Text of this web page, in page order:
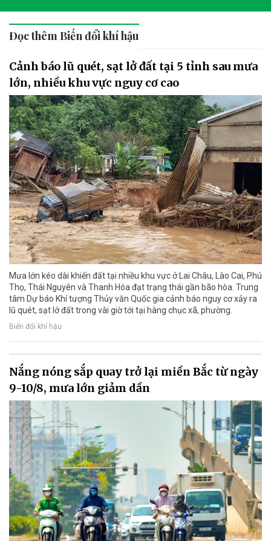
Đọc thêm Biến đổi khí hậu
Cảnh báo lũ quét, sạt lở đất tại 5 tỉnh sau mưa
lớn, nhiều khu vực nguy cơ cao
Mưa lớn kéo dài khiến đất tại nhiều khu vực ở Lai Châu, Lào Cai, Phú
Thọ, Thái Nguyên và Thanh Hóa đạt trạng thái gần bão hòa. Trung
tâm Dự báo Khí tượng Thủy văn Quốc gia cảnh báo nguy cơ xảy ra
lũ quét, sạt lở đất trong vài giờ tới tại hàng chục xã, phường.
Biến đổi khí hậu
Nắng nóng sắp quay trở lại miền Bắc từ ngày
9-10/8, mưa lớn giảm dần